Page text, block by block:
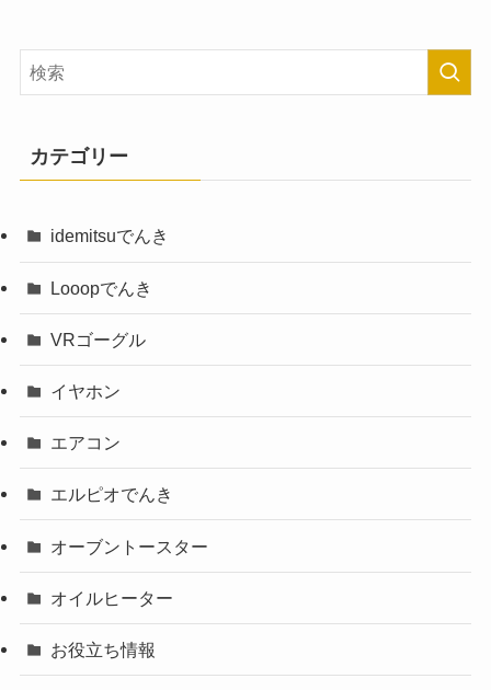
カテゴリー
idemitsuでんき
Looopでんき
VRゴーグル
イヤホン
エアコン
エルピオでんき
オーブントースター
オイルヒーター
お役立ち情報